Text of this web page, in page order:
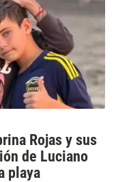
Rojas y sus
de Luciano
playa